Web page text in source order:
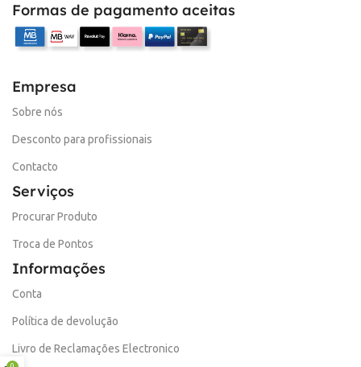
Formas de pagamento aceitas
Empresa
Sobre nós
Desconto para profissionais
Contacto
Serviços
Procurar Produto
Troca de Pontos
Informações
Conta
Política de devolução
Livro de Reclamações Electronico